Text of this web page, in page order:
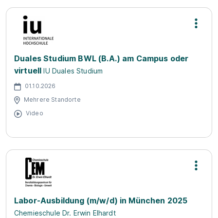
Duales Studium BWL (B.A.) am Campus oder
virtuell IU Duales Studium
01.10.2026
Mehrere Standorte
Video
Labor-Ausbildung (m/w/d) in München 2025
Chemieschule Dr. Erwin Elhardt